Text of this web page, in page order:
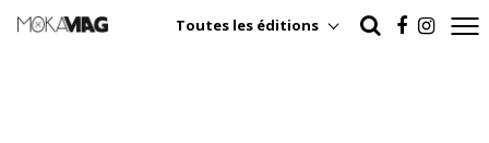
Toutes les éditions